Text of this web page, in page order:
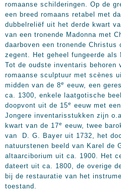
romaanse schilderingen. Op de
een breed romaans retabel met
dubbelreliëf uit het derde kwart
van een tronende Madonna met
daarboven een tronende
zegent. Het geheel fungeerde als
Tot de oudste inventaris behoren
romaanse sculptuur met scènes
midden van de 8e
eeuw, een
ca. 1300, enkele laatgotische
doopvont uit de 15e
eeuw met
Jongere inventarisstukken zijn
kwart van de 17e
eeuw, twee
van D. G. Bayer uit 1732, het
natuurstenen beeld van Karel de
altaarciborium uit ca. 1900. Het
dateert uit ca. 1800, de overige
bij de restauratie van het
toestand.